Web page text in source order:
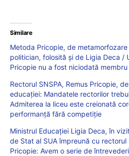
Similare
Metoda Pricopie, de
politician, folosită și de Ligia Deca /
Pricopie nu a fost niciodată membru
Rectorul SNSPA, Remus Pricopie,
educației: Mandatele rectorilor
Admiterea la liceu este creionată
performanță fără competiție
Ministrul Educației Ligia Deca, în
de Stat al SUA împreună cu rectorul
Pricopie: Avem o serie de